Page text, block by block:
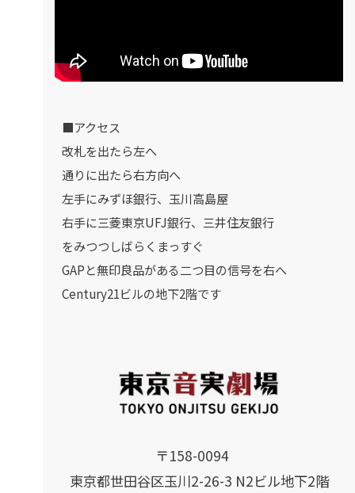
〒158-0094
東京都世田谷区玉川2-26-3 N2ビル地下2階
■アクセス
改札を出たら左へ
通りに出たら右方向へ
左手にみずほ銀行、玉川高島屋
右手に三菱東京UFJ銀行、三井住友銀行
をみつつしばらくまっすぐ
GAPと無印良品がある二つ目の信号を右へ
Century21ビルの地下2階です